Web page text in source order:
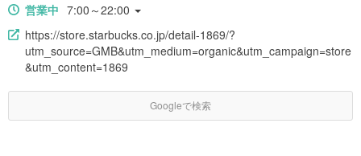
営業中 7:00～22:00
https://store.starbucks.co.jp/detail-1869/?
utm_source=GMB&utm_medium=organic&utm_campaign=store
&utm_content=1869
Googleで検索